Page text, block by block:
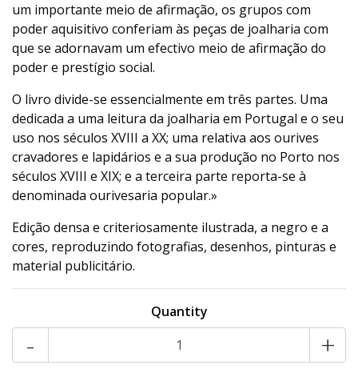
um importante meio de afirmação, os grupos com
poder aquisitivo conferiam às peças de joalharia com
que se adornavam um efectivo meio de afirmação do
poder e prestígio social.
O livro divide-se essencialmente em três partes. Uma
dedicada a uma leitura da joalharia em Portugal e o seu
uso nos séculos XVIII a XX; uma relativa aos ourives
cravadores e lapidários e a sua produção no Porto nos
séculos XVIII e XIX; e a terceira parte reporta-se à
denominada ourivesaria popular.»
Edição densa e criteriosamente ilustrada, a negro e a
cores, reproduzindo fotografias, desenhos, pinturas e
material publicitário.
Quantity
+
-